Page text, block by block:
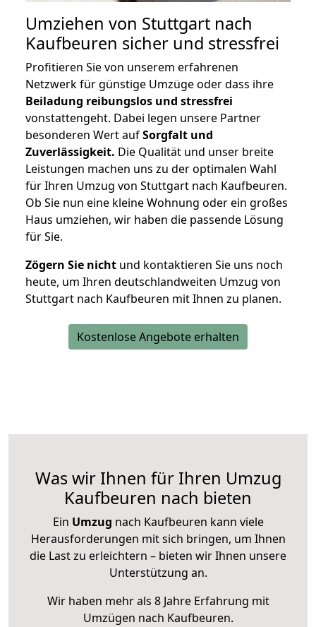
Umziehen von Stuttgart nach
Kaufbeuren sicher und stressfrei
Profitieren Sie von unserem erfahrenen
Netzwerk für günstige Umzüge oder dass ihre
Beiladung reibungslos und stressfrei
vonstattengeht. Dabei legen unsere Partner
besonderen Wert aufSorgfalt und
Zuverlässigkeit. Die Qualität und unser breite
Leistungen machen uns zu der optimalen Wahl
für Ihren Umzug von Stuttgart nach Kaufbeuren.
Ob Sie nun eine kleine Wohnung oder ein großes
Haus umziehen, wir haben die passende Lösung
für Sie.
Zögern Sie nicht und kontaktieren Sie uns noch
heute, um Ihren deutschlandweiten Umzug von
Stuttgart nach Kaufbeuren mit Ihnen zu planen.
Kostenlose Angebote erhalten
Was wir Ihnen für Ihren Umzug
Kaufbeuren nach bieten
Ein Umzug nach Kaufbeuren kann viele
Herausforderungen mit sich bringen, um Ihnen
die Last zu erleichtern – bieten wir Ihnen unsere
Unterstützung an.
Wir haben mehr als 8 Jahre Erfahrung mit
Umzügen nach Kaufbeuren.